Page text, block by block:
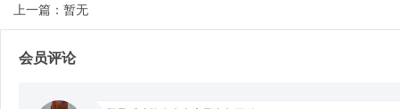
上一篇：暂无
会员评论